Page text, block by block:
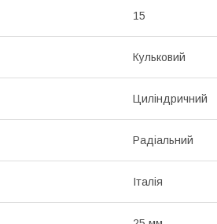
15
Кульковий
Циліндричний
Радіальний
Італія